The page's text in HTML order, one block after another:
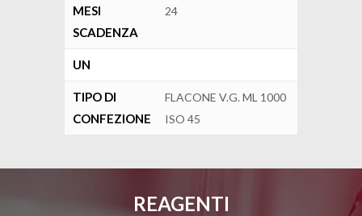
MESI
SCADENZA
24
UN
TIPO DI
CONFEZIONE
FLACONE V.G. ML 1000
ISO 45
REAGENTI